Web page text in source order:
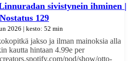
sivistynein ihminen |
129
2026 | kesto: 52 min
jakso ja ilman mainoksia alla
kautta hintaan 4.99e per
pod/show/otto-